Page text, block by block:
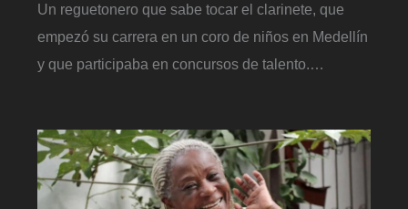
Un reguetonero que sabe tocar el clarinete, que
empezó su carrera en un coro de niños en Medellín
y que participaba en concursos de talento.…